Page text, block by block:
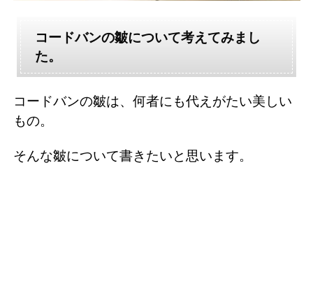
コードバンの皺について考えてみまし
た。
コードバンの皺は、何者にも代えがたい美しい
もの。
そんな皺について書きたいと思います。